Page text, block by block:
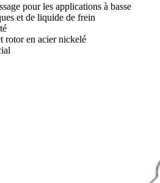
pour les applications à basse
et de liquide de frein
rotor en acier nickelé